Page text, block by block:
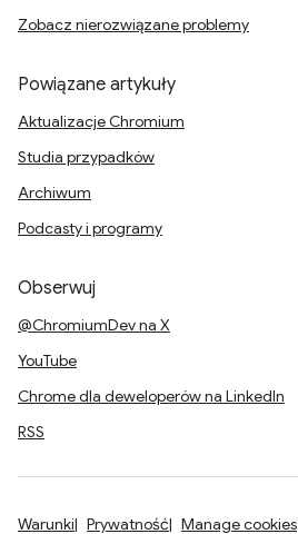
Zobacz nierozwiązane problemy
Powiązane artykuły
Aktualizacje Chromium
Studia przypadków
Archiwum
Podcasty i programy
Obserwuj
@ChromiumDev na X
YouTube
Chrome dla deweloperów na LinkedIn
RSS
Warunki Prywatność Manage cookies